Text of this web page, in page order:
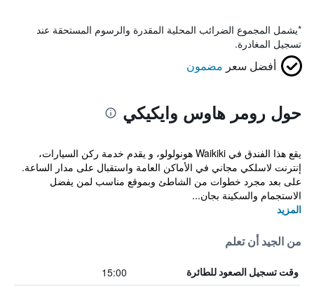
*يشمل المجموع الضرائب المحلية المقدرة والرسوم المستحقة عند
تسجيل المغادرة.
أفضل سعر مضمون
حول رومر هاوس وايكيكي
يقع هذا الفندق في Waikiki هونولولو، و يقدم خدمة ركن السيارات،
إنترنت لاسلكي مجاني في الأماكن العامة واستقبال على مدار الساعة.
على بعد مجرد خطوات من الشاطئ وبموقع مناسب لمن يفضل
الاستجمام والسكينة بجان...
المزيد
من الجيد أن تعلم
وقت تسجيل الصعود للطائرة 15:00